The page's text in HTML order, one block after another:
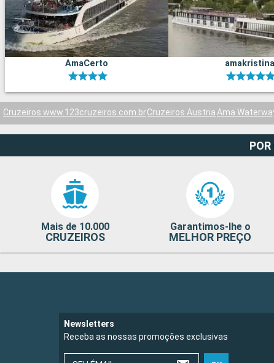
AmaCerto amakristina
Cruzeiros www.123cruzeiros.com.brCruzeiros Austria Ama
Mais de 10.000
CRUZEIROS
Garantimos-lhe o
MELHOR PREÇO
Newsletters
Receba as nossas promoções exclusivas